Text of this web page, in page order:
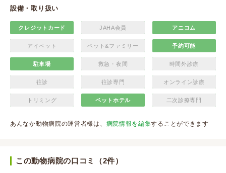
設備・取り扱い
クレジットカード JAHA会員 アニコム
アイペット ペット&ファミリー 予約可能
駐車場 救急・夜間 時間外診療
往診 往診専門 オンライン診療
トリミング ペットホテル 二次診療専門
あんなか動物病院の運営者様は、 病院情報を編集することができます
この動物病院の口コミ（2件）